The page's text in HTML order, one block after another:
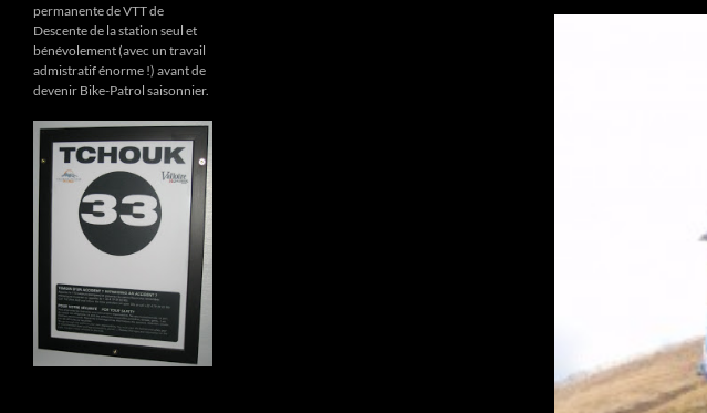
permanente de VTT de
Descente de la station seul et
bénévolement (avec un travail
admistratif énorme !) avant de
devenir Bike-Patrol saisonnier.